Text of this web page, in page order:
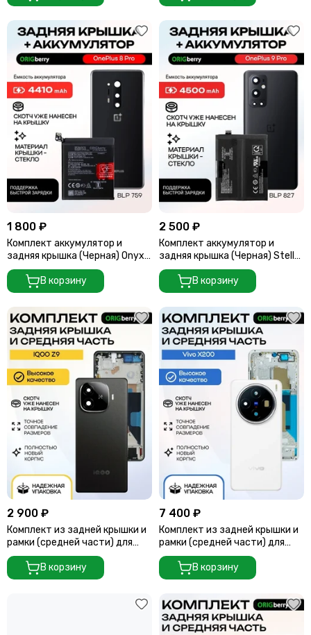
1 800 ₽
Комплект аккумулятор и
задняя крышка (Черная) Onyx
Black для смартфона OnePlus 8
В корзину
2 500 ₽
Комплект аккумулятор и
задняя крышка (Черная) Stellar
black для смартфона OnePlus 9
В корзину
2 900 ₽
Комплект из задней крышки и
рамки (средней части) для
смартфона IQOO Z9 (Черный)
Black
В корзину
7 400 ₽
Комплект из задней крышки и
рамки (средней части) для
смартфона Vivo X200 (Белая)
White
В корзину